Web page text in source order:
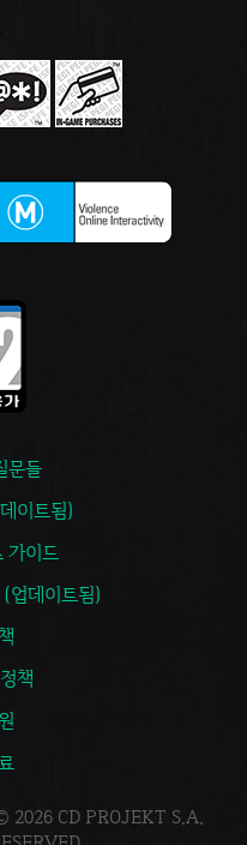
문들
이트됨)
가이드
업데이트됨)
책
2026 CD PROJEKT S.A.